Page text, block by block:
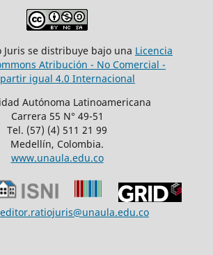
Juris se distribuye bajo una Licencia
Atribución - No Comercial -
igual 4.0 Internacional
Autónoma Latinoamericana
Carrera 55 N° 49-51
Tel. (57) (4) 511 21 99
Medellín, Colombia.
www.unaula.edu.co
editor.ratiojuris@unaula.edu.co